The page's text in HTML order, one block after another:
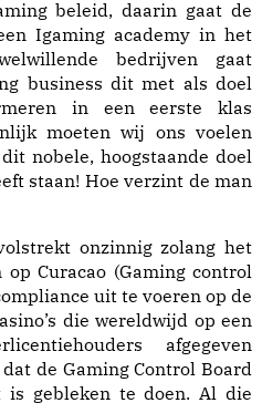
beleid, daarin gaat de
Igaming academy in het
bedrijven gaat
business dit met als doel
in een eerste klas
moeten wij ons voelen
nobele, hoogstaande doel
staan! Hoe verzint de man
onzinnig zolang het
Curacao (Gaming control
uit te voeren op de
die wereldwijd op een
afgegeven
de Gaming Control Board
gebleken te doen. Al die